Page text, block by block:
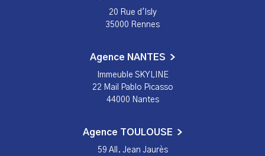
20 Rue d'Isly
35000 Rennes
Agence NANTES
Immeuble SKYLINE
22 Mail Pablo Picasso
44000 Nantes
Agence TOULOUSE
59 All. Jean Jaurès